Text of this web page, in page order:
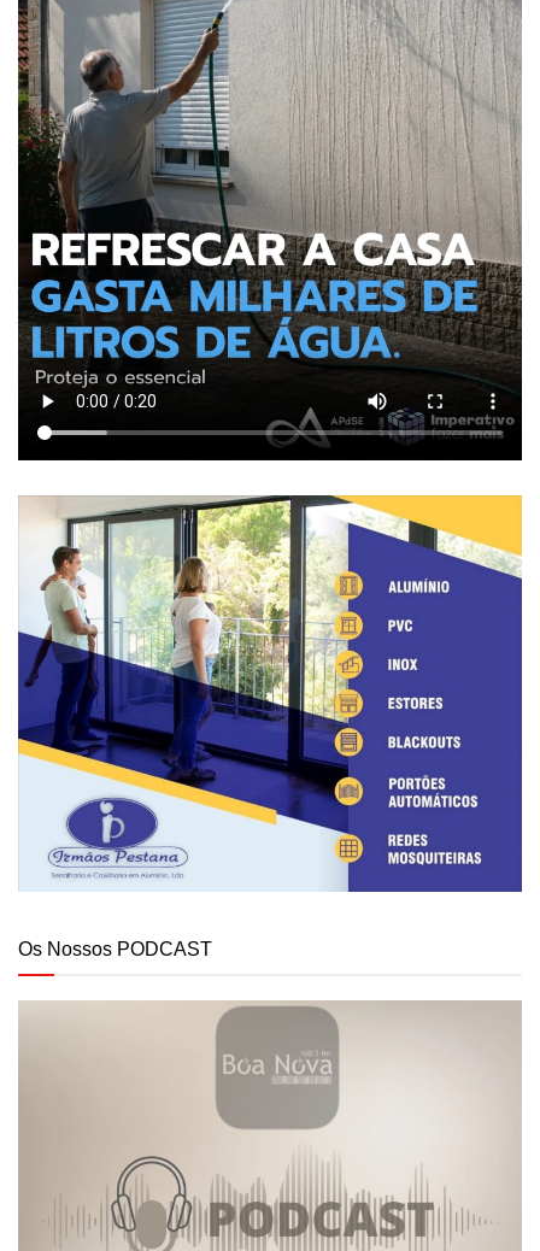
Os Nossos PODCAST